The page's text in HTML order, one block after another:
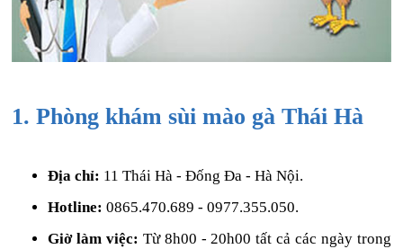
1. Phòng khám sùi mào gà Thái Hà
Địa chỉ: 11 Thái Hà - Đống Đa - Hà Nội.
Hotline:0865.470.689 - 0977.355.050.
Giờ làm việc: Từ 8h00 - 20h00 tất cả các ngày trong